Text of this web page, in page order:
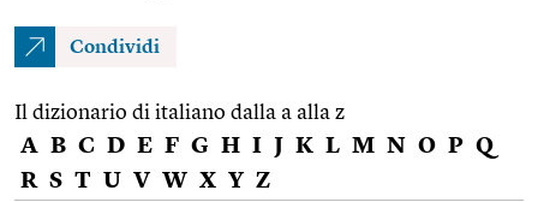
Condividi
Il dizionario di italiano dalla a alla z
A B C D E F G H I J K L M N O P Q
R S T U V W X Y Z